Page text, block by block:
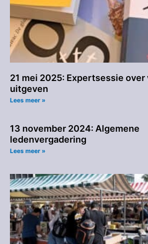
21 mei 2025: Expertsessie
uitgeven
Lees meer »
13 november 2024: Algemene
ledenvergadering
Lees meer »